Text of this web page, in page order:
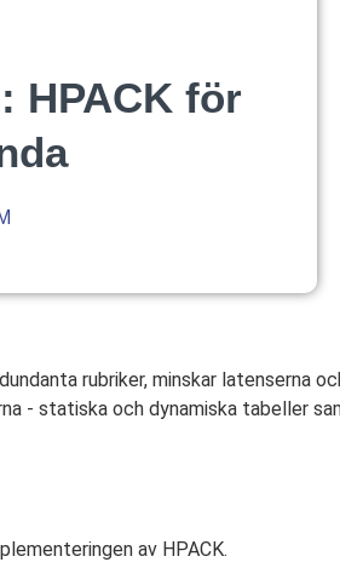
HPACK för
rubriker, minskar latenserna
- statiska och dynamiska tabeller
av HPACK.